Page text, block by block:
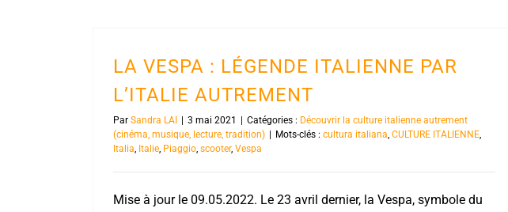
LA VESPA : LÉGENDE ITALIENNE PAR
L’ITALIE AUTREMENT
Par Sandra LAI 3 mai 2021 Catégories : Découvrir la culture italienne autrement
(cinéma, musique, lecture, tradition)
Mots-clés : cultura italiana, CULTURE ITALIENNE,
Italia, Italie, Piaggio, scooter, Vespa
Mise à jour le 09.05.2022. Le 23 avril dernier, la Vespa, symbole du